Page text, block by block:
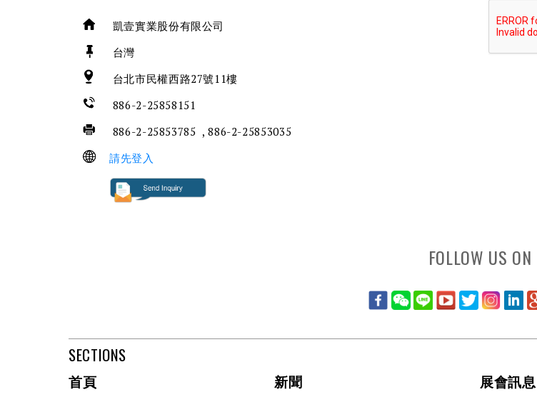
凱壹實業股份有限公司
台灣
台北市民權西路27號11樓
886-2-25858151
886-2-25853785 , 886-2-25853035
請先登入
FOLLOW US ON
SECTIONS
首頁
新聞 展會訊息